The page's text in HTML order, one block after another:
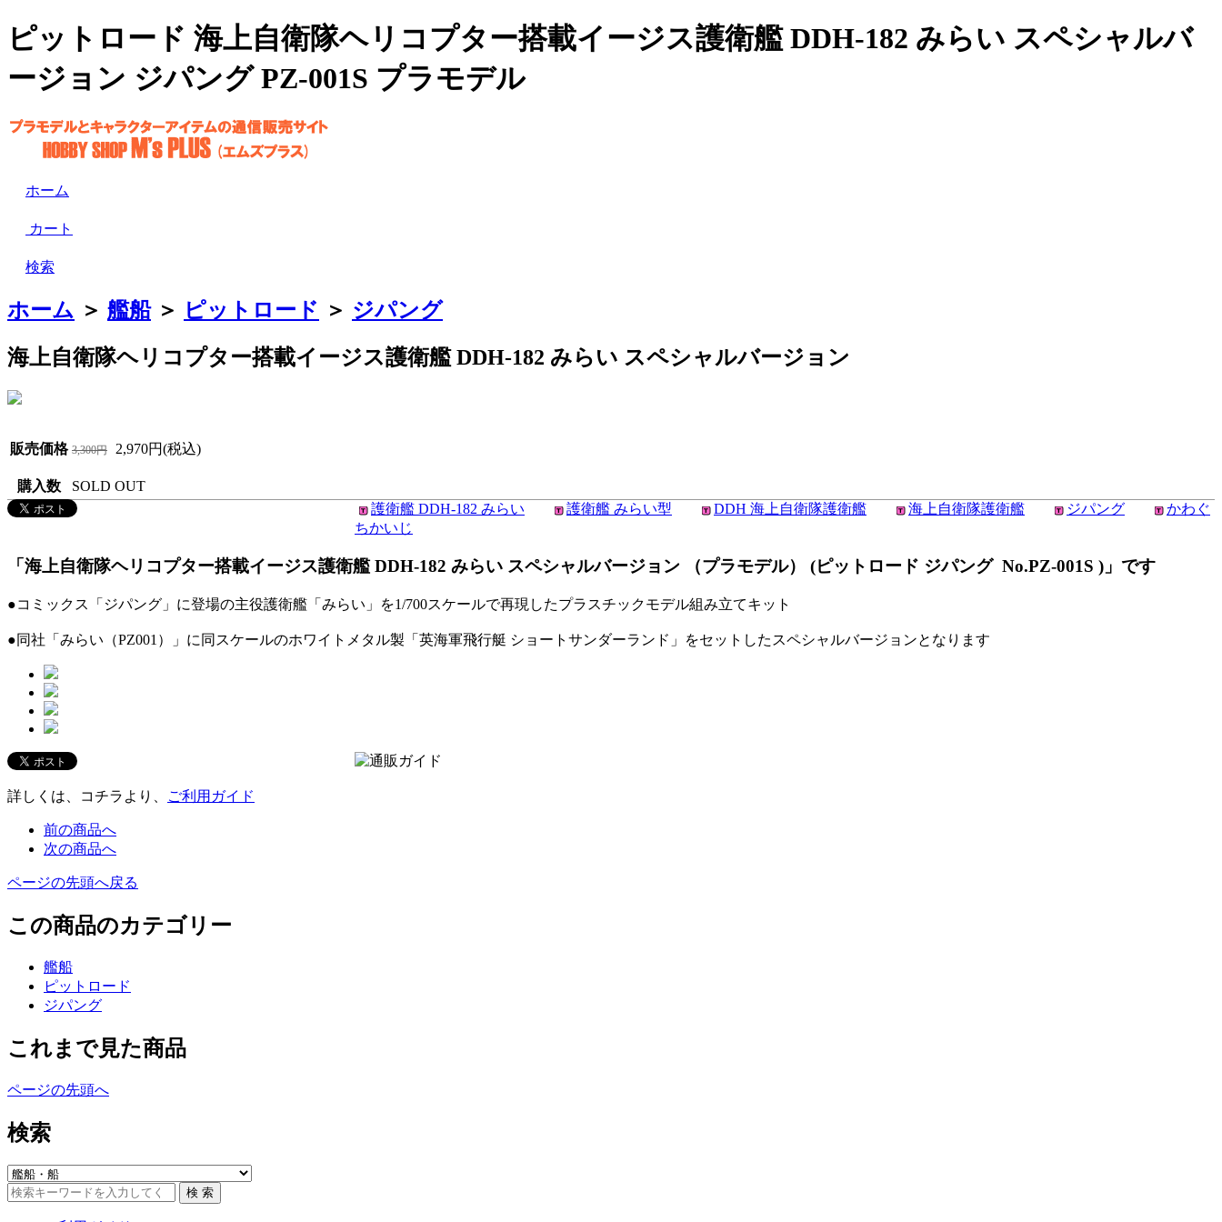
ピットロード 海上自衛隊ヘリコプター搭載イージス護衛艦 DDH-182 みらい スペシャルバ
ージョン ジパング PZ-001S プラモデル
ホーム
カート
検索
ホーム ＞ 艦船＞ ピットロード ＞ ジパング
海上自衛隊ヘリコプター搭載イージス護衛艦 DDH-182 みらい スペシャルバージョン
販売価格 3,300円 2,970円(税込)
購入数
SOLD OUT
護衛艦 DDH-182 みらい
護衛艦 みらい型 DDH 海上自衛隊護衛艦 海上自衛隊護衛艦 ジパング
かわぐ
ちかいじ
「海上自衛隊ヘリコプター搭載イージス護衛艦 DDH-182 みらい スペシャルバージョン （プラモデル） (ピットロード ジパング No.PZ-001S )」です
●コミックス「ジパング」に登場の主役護衛艦「みらい」を1/700スケールで再現したプラスチックモデル組み立てキット
●同社「みらい（PZ001）」に同スケールのホワイトメタル製「英海軍飛行艇 ショートサンダーランド」をセットしたスペシャルバージョンとなります
詳しくは、コチラより、 ご利用ガイド
前の商品へ
次の商品へ
ページの先頭へ戻る
この商品のカテゴリー
艦船
ピットロード
ジパング
これまで見た商品
ページの先頭へ
検索